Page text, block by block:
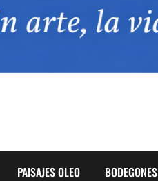
PAISAJES OLEO BODEGONES